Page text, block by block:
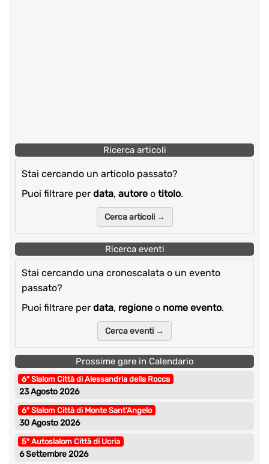
Ricerca articoli
Stai cercando un articolo passato?
Puoi filtrare per data, autore o titolo.
Cerca articoli →
Ricerca eventi
Stai cercando una cronoscalata o un evento
passato?
Puoi filtrare per data, regione o nome evento.
Cerca eventi →
Prossime gare in Calendario
6° Slalom Città di Alessandria della Rocca
23 Agosto 2026
6° Slalom Città di Monte Sant’Angelo
30 Agosto 2026
5° Autoslalom Città di Ucria
6 Settembre 2026